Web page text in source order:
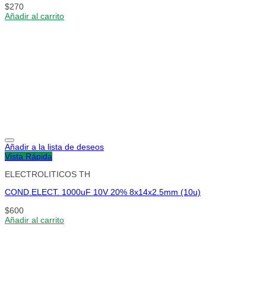
$270
Añadir al carrito
Añadir a la lista de deseos
Vista Rápida
ELECTROLITICOS TH
COND.ELECT. 1000uF 10V 20% 8x14x2.5mm (10u)
$600
Añadir al carrito